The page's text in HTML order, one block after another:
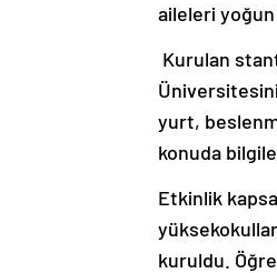
aileleri
Kurulan
yurt,
konuda
Etkinlik
kuruldu.